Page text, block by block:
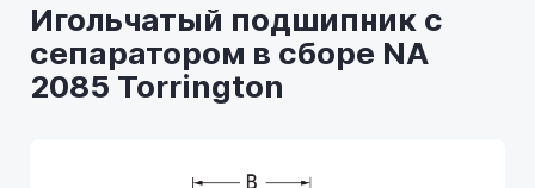
Игольчатый подшипник с
сепаратором в сборе NA
2085 Torrington